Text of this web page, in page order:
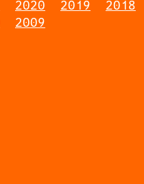
2020 2019
2018
2009